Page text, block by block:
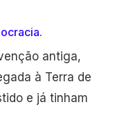
antiga,
à Terra de
e já tinham